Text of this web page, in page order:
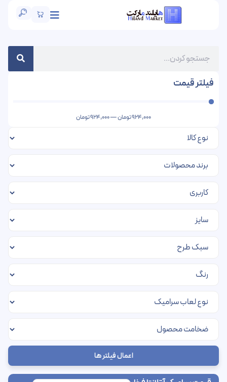
فیلتر قیمت
924,000تومان—
924,000تومان
اعمال فیلتر ها